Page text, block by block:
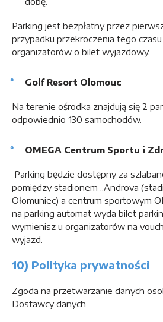
Parking jest bezpłatny przez
przypadku przekroczenia tego
organizatorów o bilet wyjazdowy.
Golf Resort Olomouc
Na terenie ośrodka znajdują się 2
odpowiednio 130 samochodów.
OMEGA Centrum Sportu i
Parking będzie dostępny za
pomiędzy stadionem „Androva
Ołomuniec) a centrum sportowym
na parking automat wyda bilet
wymienisz u organizatorów na
wyjazd.
10) Polityka prywatności
Zgoda na przetwarzanie danych
Dostawcy danych